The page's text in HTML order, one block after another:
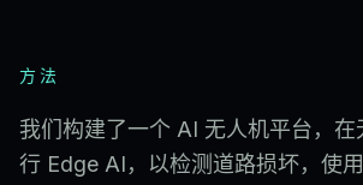
方法
我们构建了一个 AI 无人机平台，
行 Edge AI，以检测道路损坏，使